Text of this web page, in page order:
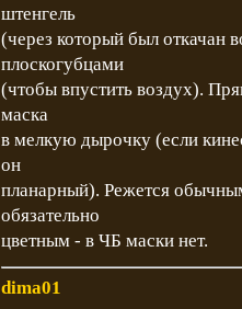
штенгель
(через который был откачан
плоскогубцами
(чтобы впустить воздух).
маска
в мелкую дырочку (если
он
планарный). Режется
обязательно
цветным - в ЧБ маски нет.
dima01